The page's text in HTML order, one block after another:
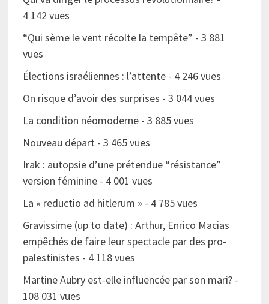
4 142 vues
“Qui sème le vent récolte la tempête” - 3 881
vues
Élections israéliennes : l’attente- 4 246 vues
On risque d’avoir des surprises - 3 044 vues
La condition néomoderne- 3 885 vues
Nouveau départ- 3 465 vues
Irak : autopsie d’une prétendue “résistance”
version féminine- 4 001 vues
La « reductio ad hitlerum » - 4 785 vues
Gravissime (up to date) : Arthur, Enrico Macias
empêchés de faire leur spectacle par des pro-
palestinistes - 4 118 vues
Martine Aubry est-elle influencée par son mari?-
108 031 vues